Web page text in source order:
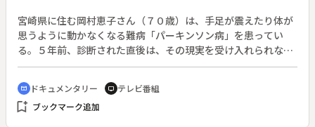
宮崎県に住む岡村恵子さん（７０歳）は、手足が震えたり体が
思うように動かなくなる難病「パーキンソン病」を患ってい
る。５年前、診断された直後は、その現実を受け入れられなか
った。しかし、岡村さんは落ち込む時間がもったいないと思
い、水彩画という新たなチャレンジを始める。絵の腕前はみる
みるうちに上達し、美術展に出展できるまでになった。また、
岡村さんは絵画以外にも、小学校の授業をサポートする指導員
cinematic_blur ドキュメンタリー tv テレビ番組
bookmark_add ブックマーク追加